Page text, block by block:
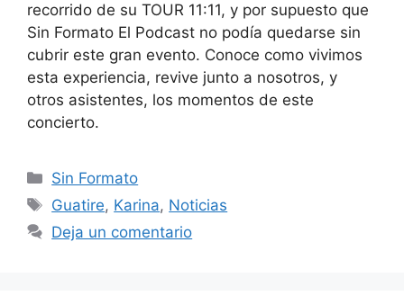
recorrido de su TOUR 11:11, y por supuesto que
Sin Formato El Podcast no podía quedarse sin
cubrir este gran evento. Conoce como vivimos
esta experiencia, revive junto a nosotros, y
otros asistentes, los momentos de este
concierto.
Sin Formato
Guatire, Karina, Noticias
Deja un comentario